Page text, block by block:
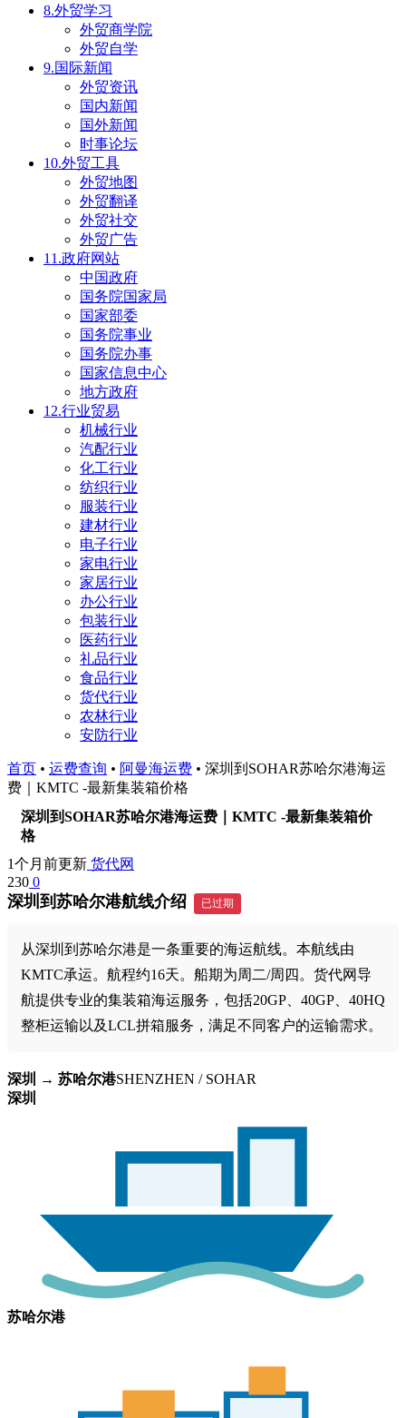
8.外贸学习
外贸商学院
外贸自学
9.国际新闻
外贸资讯
国内新闻
国外新闻
时事论坛
10.外贸工具
外贸地图
外贸翻译
外贸社交
外贸广告
11.政府网站
中国政府
国务院国家局
国家部委
国务院事业
国务院办事
国家信息中心
地方政府
12.行业贸易
机械行业
汽配行业
化工行业
纺织行业
服装行业
建材行业
电子行业
家电行业
家居行业
办公行业
包装行业
医药行业
礼品行业
食品行业
货代行业
农林行业
安防行业
首页 • 运费查询 • 阿曼海运费 • 深圳到SOHAR苏哈尔港海运
费｜KMTC -最新集装箱价格
深圳到SOHAR苏哈尔港海运费｜KMTC -最新集装箱价
格
1个月前更新 货代网
230 0
深圳到苏哈尔港航线介绍 已过期
从深圳到苏哈尔港是一条重要的海运航线。本航线由
KMTC承运。航程约16天。船期为周二/周四。货代网导
航提供专业的集装箱海运服务，包括20GP、40GP、40HQ
整柜运输以及LCL拼箱服务，满足不同客户的运输需求。
深圳 → 苏哈尔港SHENZHEN / SOHAR
深圳
苏哈尔港